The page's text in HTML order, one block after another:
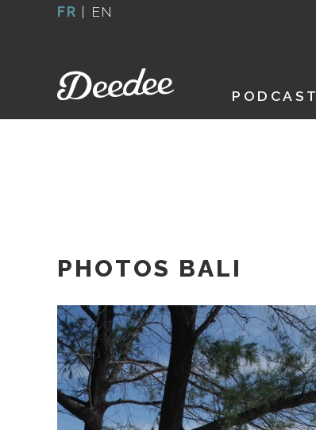
FR | EN
PODCAST
PHOTOS BALI